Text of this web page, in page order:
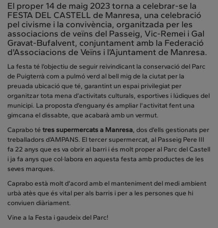
El proper 14 de maig 2023 torna a celebrar-se la
FESTA DEL CASTELL de Manresa, una celebració
pel civisme i la convivència, organitzada per les
associacions de veïns del Passeig, Vic-Remei i Gal
Gravat-Bufalvent, conjuntament amb la Federació
d'Associacions de Veïns i l’Ajuntament de Manresa.
La festa té l’objectiu de seguir reivindicant la conservació del Parc
de Puigterrà com a pulmó verd al bell mig de la ciutat per la
preuada ubicació que té, garantint un espai privilegiat per
organitzar tota mena d’activitats culturals, esportives i lúdiques del
municipi. La proposta d’enguany és ampliar l'activitat fent una
gimcana el dissabte, que acabarà amb un vermut.
Caprabo té tres supermercats a Manresa, dos d’ells gestionats per
treballadors d’AMPANS. El tercer supermercat, al Passeig Pere III
fa 22 anys que es va obrir al barri i és molt proper al Parc del Castell
i ja fa anys que col·labora en aquesta festa amb productes de les
seves marques.
Caprabo està molt d’acord amb el manteniment del medi ambient
urbà atès que és vital per als barris i per a les persones que hi
conviuen diàriament.
Vine a la Festa i gaudeix del Parc!